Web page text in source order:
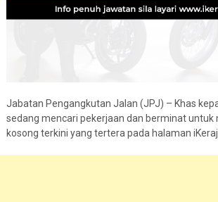
Jabatan Pengangkutan Jalan (JPJ) – Khas
sedang mencari pekerjaan dan berminat
kosong terkini yang tertera pada halaman